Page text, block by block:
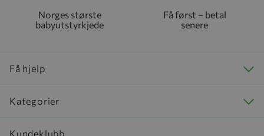
Norges største
babyutstyrkjede
Få først – betal
senere
Få hjelp
Kategorier
Kundeklubb